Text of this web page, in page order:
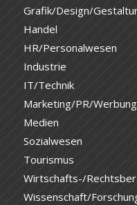
Grafik/Design/
Handel
HR/Personalwesen
Industrie
IT/Technik
Marketing/PR/Werbung
Medien
Sozialwesen
Tourismus
Wirtschafts-/
Wissenschaft/